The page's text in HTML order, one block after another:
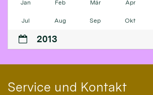
Jan Feb Mär Apr
Jul Aug Sep Okt
2013
Service und Kontakt